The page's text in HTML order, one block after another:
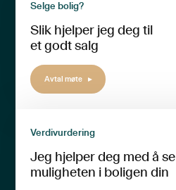
Selge bolig?
Slik hjelper jeg deg til
et godt salg
Avtal møte
Verdivurdering
Jeg hjelper deg med å se
muligheten i boligen din